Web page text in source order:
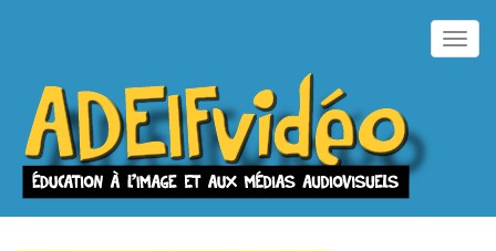
principal